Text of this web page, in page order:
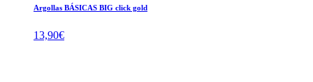
Argollas BÁSICAS BIG click gold
13,90€